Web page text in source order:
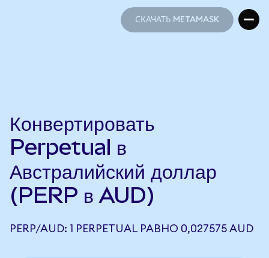
СКАЧАТЬ METAMASK
Конвертировать
Perpetual в
Австралийский доллар
(PERP в AUD)
PERP/AUD: 1 PERPETUAL РАВНО 0,027575 AUD